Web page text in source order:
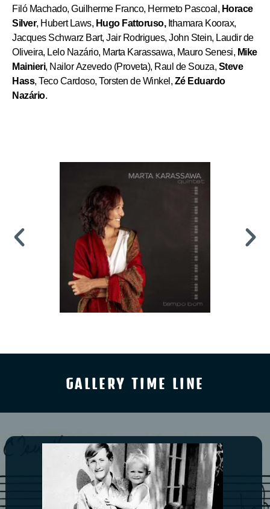
Filó Machado, Guilherme Franco, Hermeto Pascoal, Horace
Silver, Hubert Laws, Hugo Fattoruso,Ithamara Koorax,
Jacques Schwarz Bart, Jair Rodrigues, John Stein, Laudir de
Oliveira, Lelo Nazário, Marta Karassawa, Mauro Senesi, Mike
Mainieri, Nailor Azevedo (Proveta), Raul de Souza, Steve
Hass, Teco Cardoso, Torsten de Winkel, Zé Eduardo
Nazário.
GALLERY TIME LINE